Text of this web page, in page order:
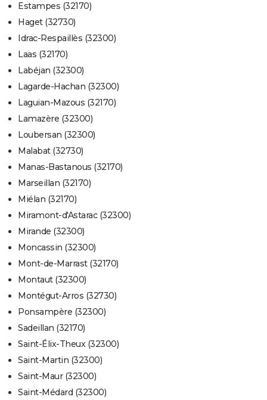
Estampes (32170)
Haget (32730)
Idrac-Respaillès (32300)
Laas (32170)
Labéjan (32300)
Lagarde-Hachan (32300)
Laguian-Mazous (32170)
Lamazère (32300)
Loubersan (32300)
Malabat (32730)
Manas-Bastanous (32170)
Marseillan (32170)
Miélan (32170)
Miramont-d'Astarac (32300)
Mirande (32300)
Moncassin (32300)
Mont-de-Marrast (32170)
Montaut (32300)
Montégut-Arros (32730)
Ponsampère (32300)
Sadeillan (32170)
Saint-Élix-Theux (32300)
Saint-Martin (32300)
Saint-Maur (32300)
Saint-Médard (32300)